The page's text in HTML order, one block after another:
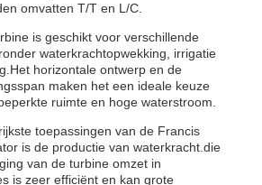
omvatten T/T en L/C.
is geschikt voor verschillende
waterkrachtopwekking, irrigatie
horizontale ontwerp en de
maken het een ideale keuze
ruimte en hoge waterstroom.
toepassingen van de Francis
is de productie van waterkracht.die
van de turbine omzet in
is zeer efficiënt en kan grote